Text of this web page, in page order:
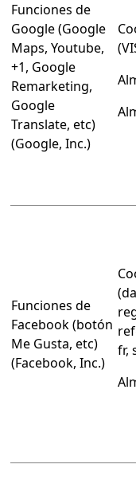
Funciones de
Google (Google
Maps, Youtube,
+1, Google
Remarketing,
Google
Translate, etc)
(Google, Inc.)
Funciones de
Facebook (botón
Me Gusta, etc)
(Facebook, Inc.)
fr,